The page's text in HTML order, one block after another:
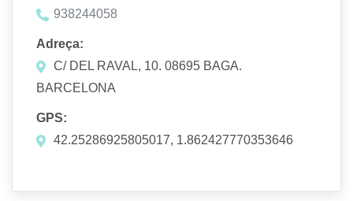
938244058
Adreça:
C/ DEL RAVAL, 10. 08695 BAGA.
BARCELONA
GPS:
42.25286925805017, 1.862427770353646